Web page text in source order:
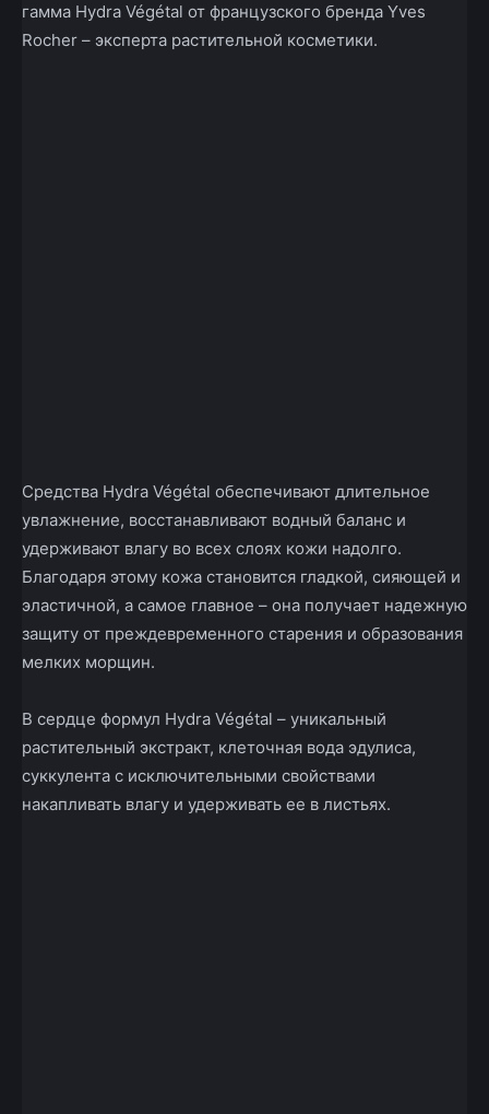
гамма Hydra Végétal от французского бренда Yves
Rocher – эксперта растительной косметики.
Средства Hydra Végétal обеспечивают длительное
увлажнение, восстанавливают водный баланс и
удерживают влагу во всех слоях кожи надолго.
Благодаря этому кожа становится гладкой, сияющей и
эластичной, а самое главное – она получает надежную
защиту от преждевременного старения и образования
мелких морщин.
В сердце формул Hydra Végétal – уникальный
растительный экстракт, клеточная вода эдулиса,
суккулента с исключительными свойствами
накапливать влагу и удерживать ее в листьях.